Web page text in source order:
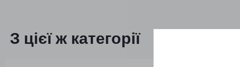
З цієї ж категорії